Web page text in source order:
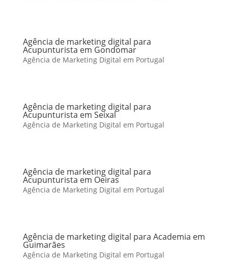
Agência de marketing digital para
Acupunturista em Gondomar
Agência de Marketing Digital em Portugal
Agência de marketing digital para
Acupunturista em Seixal
Agência de Marketing Digital em Portugal
Agência de marketing digital para
Acupunturista em Oeiras
Agência de Marketing Digital em Portugal
Agência de marketing digital para Academia em
Guimarães
Agência de Marketing Digital em Portugal